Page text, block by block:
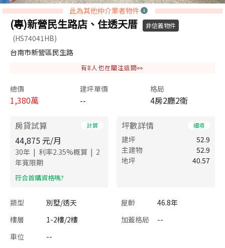
此為其他仲介業者物件
(專)新營民生路店、住透天厝 非信義物件
(HS74041HB)
台南市新營區民生路
有8 人也在關注這間👀
總價
1,380萬
建坪單價
--
格局
4房2廳2衛
房貸試算 計算
44,875 元/月
30年 | 利率2.35%概算 | 2
年寬限期
​符合首購資格嗎?
坪數詳情 細項
建坪
52.9
主建物
52.9
地坪
40.57
類型 別墅/透天 屋齡
46.8年
樓層
1-2樓/2樓 加蓋格局
--
車位
--